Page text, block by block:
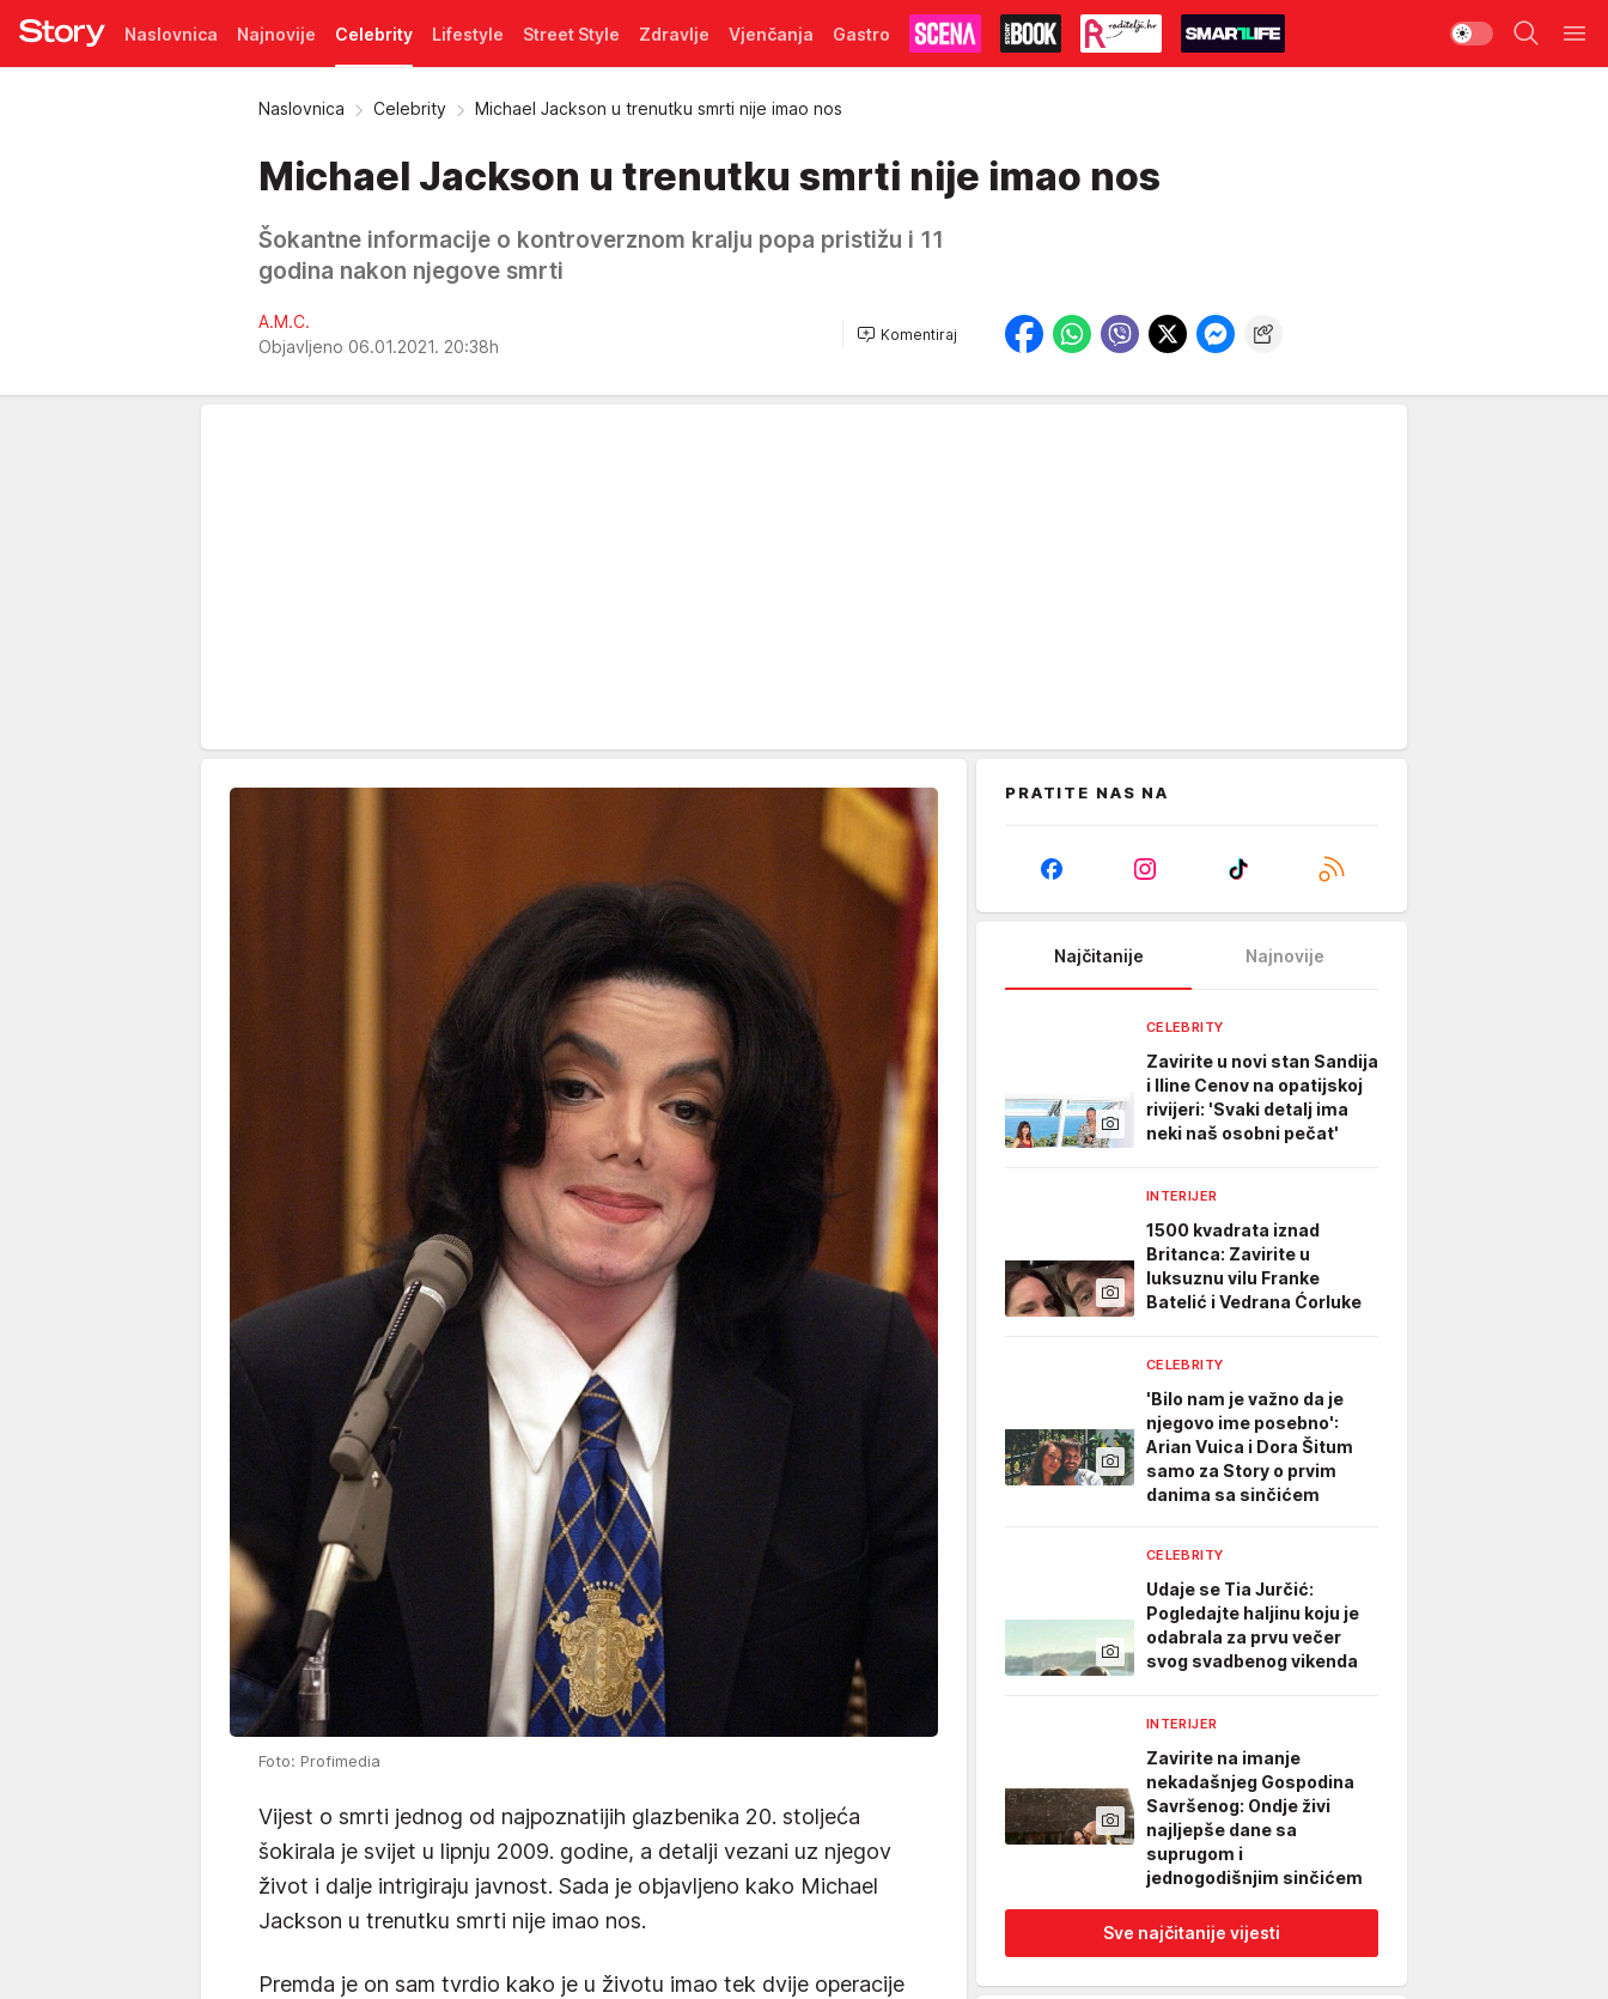
Naslovnica Najnovije Celebrity Lifestyle Street Style Zdravlje Vjenčanja Gastro
Naslovnica Celebrity Michael Jackson u trenutku smrti nije imao nos
Michael Jackson u trenutku smrti nije imao nos
Šokantne informacije o kontroverznom kralju popa pristižu i 11
godina nakon njegove smrti
A.M.C.
Objavljeno 06.01.2021. 20:38h
Komentiraj
Foto: Profimedia
Vijest o smrti jednog od najpoznatijih glazbenika 20. stoljeća
šokirala je svijet u lipnju 2009. godine, a detalji vezani uz njegov
život i dalje intrigiraju javnost. Sada je objavljeno kako Michael
Jackson u trenutku smrti nije imao nos.
Premda je on sam tvrdio kako je u životu imao tek dvije operacije
PRATITE NAS NA
Najčitanije Najnovije
CELEBRITY
Zavirite u novi stan Sandija
i Iline Cenov na opatijskoj
rivijeri: 'Svaki detalj ima
neki naš osobni pečat'
INTERIJER
1500 kvadrata iznad
Britanca: Zavirite u
luksuznu vilu Franke
Batelić i Vedrana Ćorluke
CELEBRITY
'Bilo nam je važno da je
njegovo ime posebno':
Arian Vuica i Dora Šitum
samo za Story o prvim
danima sa sinčićem
CELEBRITY
Udaje se Tia Jurčić:
Pogledajte haljinu koju je
odabrala za prvu večer
svog svadbenog vikenda
INTERIJER
Zavirite na imanje
nekadašnjeg Gospodina
Savršenog: Ondje živi
najljepše dane sa
suprugom i
jednogodišnjim sinčićem
Sve najčitanije vijesti